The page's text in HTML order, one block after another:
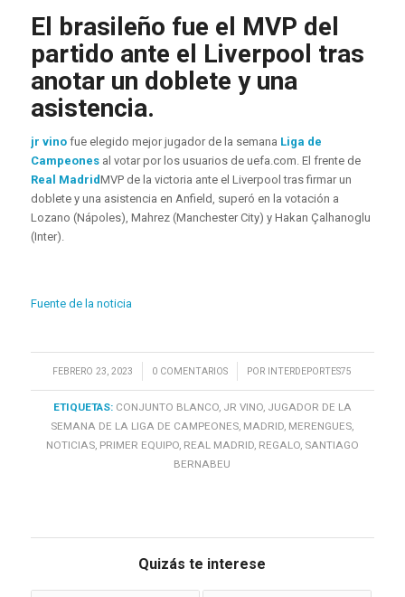
El brasileño fue el MVP del
partido ante el Liverpool tras
anotar un doblete y una
asistencia.
jr vinofue elegido mejor jugador de la semana Liga de
Campeonesal votar por los usuarios de uefa.com. El frente de
Real MadridMVP de la victoria ante el Liverpool tras firmar un
doblete y una asistencia en Anfield, superó en la votación a
Lozano (Nápoles), Mahrez (Manchester City) y Hakan Çalhanoglu
(Inter).
Fuente de la noticia
FEBRERO 23, 2023
/ 0 COMENTARIOS
/ POR INTERDEPORTES75
ETIQUETAS: CONJUNTO BLANCO, JR VINO, JUGADOR DE LA
SEMANA DE LA LIGA DE CAMPEONES, MADRID, MERENGUES,
NOTICIAS, PRIMER EQUIPO, REAL MADRID, REGALO, SANTIAGO
BERNABEU
Quizás te interese